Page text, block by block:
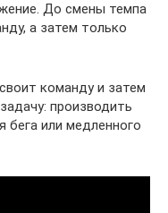
До смены темпа
а затем только
команду и затем
производить
бега или медленного